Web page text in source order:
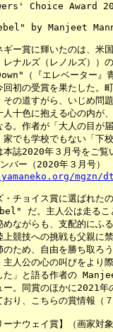
Choice Award
by Manjeet
ギー賞に輝いたのは、
レナルズ（レノルズ
（『エレベーター』
回初の受賞を果たした。
その道すがら、いじめ問
人十色に抱える心の内が
る。作者が「大人の目が
家でも学校でもない「下
本誌2020年３月号をご覧
mgzn/
チョイス賞に選ばれた
だ。主人公は走るこ
めながらも、支配的にふ
上競技への挑戦も父親
のため、自由を勝ち取ろ
主人公の心の叫びをより
た」と語る作者の
ー。同賞のほかに2021
おり、こちらの賞情報（
ーナウェイ賞】（画家対